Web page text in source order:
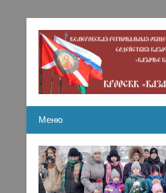
Казачье братство
Меню